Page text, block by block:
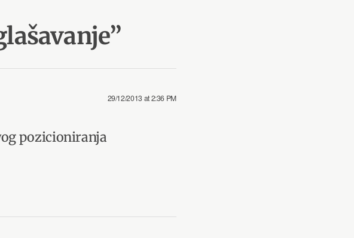
”
29/12/2013 at 2:36 PM
pozicioniranja